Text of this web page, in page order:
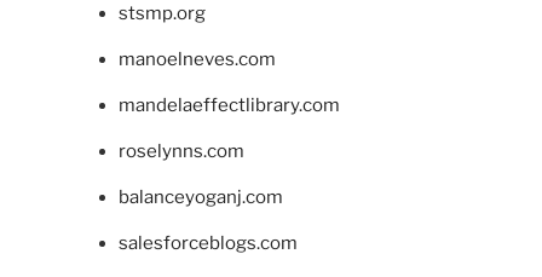
stsmp.org
manoelneves.com
mandelaeffectlibrary.com
roselynns.com
balanceyoganj.com
salesforceblogs.com